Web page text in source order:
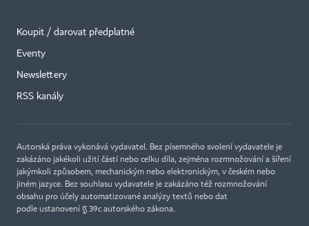
Koupit / darovat předplatné
Eventy
Newslettery
RSS kanály
Autorská práva vykonává vydavatel. Bez písemného svolení vydavatele je
zakázáno jakékoli užití částí nebo celku díla, zejména rozmnožování a šíření
jakýmkoli způsobem, mechanickým nebo elektronickým, v českém nebo
jiném jazyce. Bez souhlasu vydavatele je zakázáno též rozmnožování
obsahu pro účely automatizované analýzy textů nebo dat
podle ustanovení § 39c autorského zákona.